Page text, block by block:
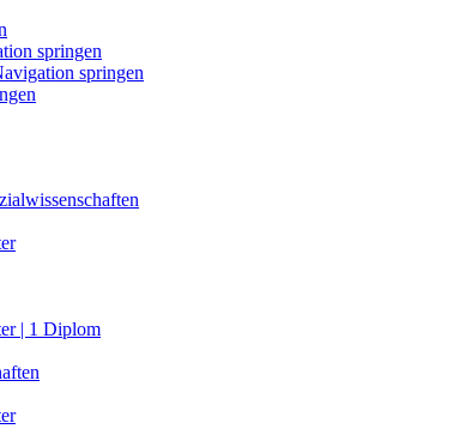
springen
springen
| 1 Diplom